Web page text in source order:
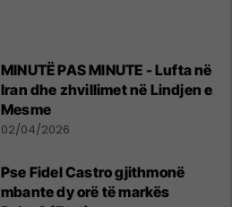
MINUTË PAS MINUTE - Lufta në
Iran dhe zhvillimet në Lindjen e
Mesme
02/04/2026
Pse Fidel Castro gjithmonë
mbante dy orë të markës